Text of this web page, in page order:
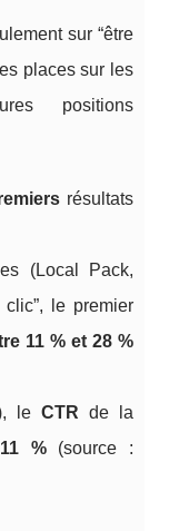
sur “être
places sur les
positions
résultats
(Local Pack,
le premier
11 % et 28 %
le CTR de la
11 %(source :